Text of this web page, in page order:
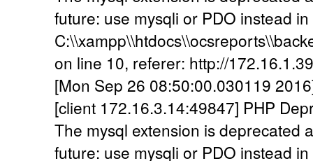
future: use mysqli or PDO instead in
on line 10, referer: http://
[Mon Sep 26 08:50:00.030119
[client 172.16.3.14:49847] PHP
The mysql extension is deprecated
future: use mysqli or PDO instead in